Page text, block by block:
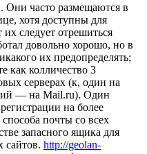
Они часто размещаются в
хотя доступны для
следует отрешиться
довольно хорошо, но в
их предопределять;
как колличество 3
серверах (к, один на
ий — на Mail.ru). Один
на более
почты со всех
запасного ящика для
сайтов. http://geolan-